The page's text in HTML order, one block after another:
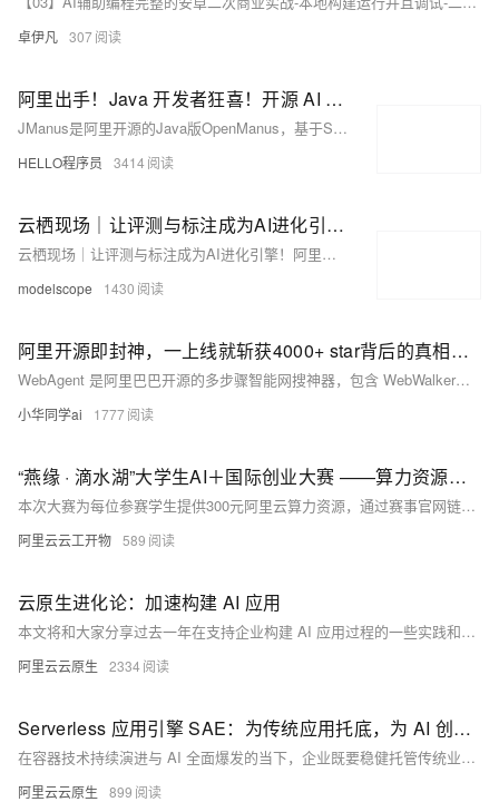
卓伊凡 307
阿里出手！Java 开发者狂喜！开源 AI Agent 框架 JManus 来了，初次见面就心动～
JManus是阿里开源的Java版OpenManus，基于Spring AI Alibaba框架，助力Java开发者便捷应用AI技术。支持多Agent框架、网页配置、MCP协议及PLAN-ACT模式，可集成多模型，适配阿里云百炼平台与本地ollama。提供Docker与源码部署方式，具备无限上下文处理能力，适用于复杂AI场景。当前仍在完善模型配置等功能，欢迎参与开源共建。
HELLO程序员 3414
云栖现场｜让评测与标注成为AI进化引擎！阿里发布全新评测平台，3大创新评测集亮相
云栖现场｜让评测与标注成为AI进化引擎！阿里发布全新评测平台，3大创新评测集亮相
modelscope 1430
阿里开源即封神，一上线就斩获4000+ star背后的真相，WebAgent多步骤智能网搜神器，颠覆你对AI的信息检索印象！
WebAgent 是阿里巴巴开源的多步骤智能网搜神器，包含 WebWalker、WebDancer、WebSailor 等模块，支持复杂推理与长上下文信息检索，GitHub 已获 4.7k star，颠覆传统 AI 搜索方式。
小华同学ai 1777
“燕缘 · 滴水湖”大学生AI＋国际创业大赛 ——算力资源领取说明
本次大赛为每位参赛学生提供300元阿里云算力资源，通过赛事官网链接领取。领取流程包括：点击专属页面、扫码登录阿里云、完成代金券领取，并在“我的权益-可用券”中查看领取状态。注意代金券使用期限和额度，避免超额使用产生欠费。若已领取过，可直接使用。
阿里云云工开物 589
云原生进化论：加速构建 AI 应用
本文将和大家分享过去一年在支持企业构建 AI 应用过程的一些实践和思考。
阿里云云原生 2334
Serverless 应用引擎 SAE：为传统应用托底，为 AI 创新加速
在容器技术持续演进与 AI 全面爆发的当下，企业既要稳健托管传统业务，又要高效落地 AI 创新，如何在复杂的基础设施与频繁的版本变化中保持敏捷、稳定与低成本，成了所有技术团队的共同挑战。阿里云 Serverless 应用引擎（SAE）正是为应对这一时代挑战而生的破局者，SAE 以“免运维、强稳定、极致降本”为核心，通过一站式的应用级托管能力，同时支撑传统应用与 AI 应用，让企业把更多精力投入到业务创新。
阿里云云原生 899